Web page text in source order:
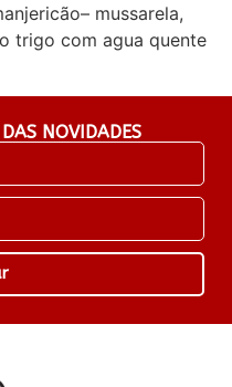
mussarela,
trigo com agua quente
NOVIDADES